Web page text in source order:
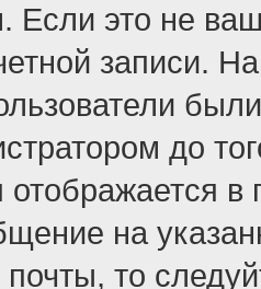
Если это не
записи.
до
в
на
почты, то